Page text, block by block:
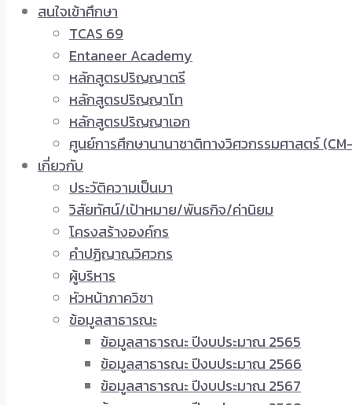
สนใจเข้าศึกษา
TCAS 69
Entaneer Academy
หลักสูตรปริญญาตรี
หลักสูตรปริญญาโท
หลักสูตรปริญญาเอก
ศูนย์การศึกษานานาชาติทางวิศวกรรมศาสตร์
เกี่ยวกับ
ประวัติความเป็นมา
วิสัยทัศน์/เป้าหมาย/พันธกิจ/ค่านิยม
โครงสร้างองค์กร
คำปฏิญาณวิศวกร
ผู้บริหาร
หัวหน้าภาควิชา
ข้อมูลสาธารณะ
ข้อมูลสาธารณะ ปีงบประมาณ 2565
ข้อมูลสาธารณะ ปีงบประมาณ 2566
ข้อมูลสาธารณะ ปีงบประมาณ 2567